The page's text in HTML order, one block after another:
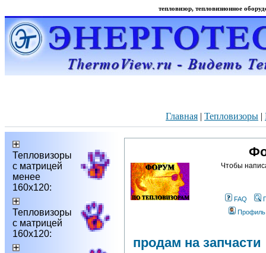
тепловизор, тепловизионное
Главная | Тепловизоры |
Тепловизоры
с матрицей
менее
160х120:
Тепловизоры
с матрицей
160х120:
Чтобы
FAQ
Профиль
продам на запчасти